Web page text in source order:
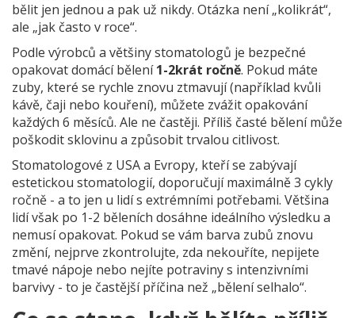
bělit jen jednou a pak už nikdy. Otázka není „kolikrát“,
ale „jak často v roce“.
Podle výrobců a většiny stomatologů je bezpečné
opakovat domácí bělení1-2krát ročně. Pokud máte
zuby, které se rychle znovu ztmavují (například kvůli
kávě, čaji nebo kouření), můžete zvážit opakování
každých 6 měsíců. Ale ne častěji. Příliš časté bělení může
poškodit sklovinu a způsobit trvalou citlivost.
Stomatologové z USA a Evropy, kteří se zabývají
estetickou stomatologií, doporučují maximálně 3 cykly
ročně - a to jen u lidí s extrémními potřebami. Většina
lidí však po 1-2 běleních dosáhne ideálního výsledku a
nemusí opakovat. Pokud se vám barva zubů znovu
změní, nejprve zkontrolujte, zda nekouříte, nepijete
tmavé nápoje nebo nejíte potraviny s intenzivními
barvivy - to je častější příčina než „bělení selhalo“.